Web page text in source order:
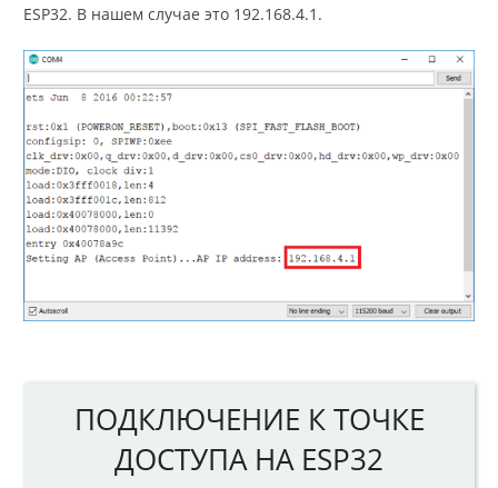
ESP32. В нашем случае это 192.168.4.1.
ПОДКЛЮЧЕНИЕ К ТОЧКЕ
ДОСТУПА НА ESP32